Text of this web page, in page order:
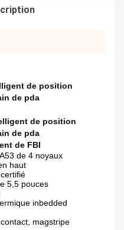
de position
de pda
de position
de pda
de FBI
de 4 noyaux
haut
5,5 pouces
inbedded
magstripe